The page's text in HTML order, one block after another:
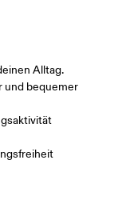
Alltag.
und bequemer